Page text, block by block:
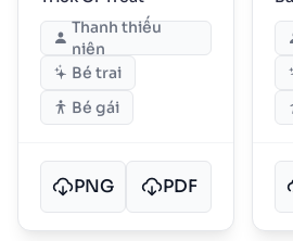
Thanh thiếu
niên
Bé trai
Bé gái
PNG PDF